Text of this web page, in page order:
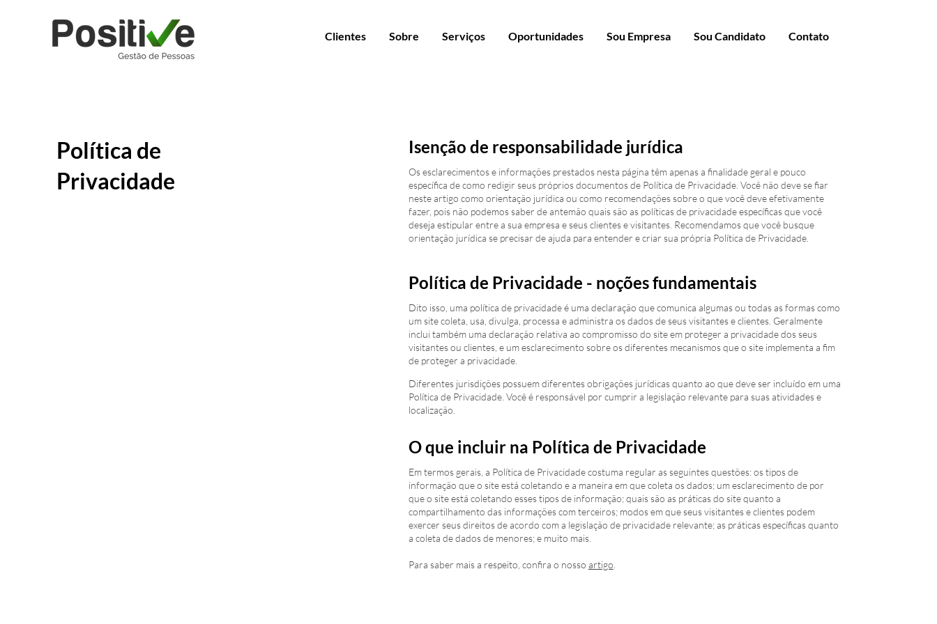
Clientes Sobre Serviços Oportunidades Sou Empresa Sou Candidato Contato
Política de
Privacidade
Isenção de responsabilidade jurídica
Os esclarecimentos e informações prestados nesta página têm apenas a finalidade geral e pouco
específica de como redigir seus próprios documentos de Política de Privacidade. Você não deve se fiar
neste artigo como orientação jurídica ou como recomendações sobre o que você deve efetivamente
fazer, pois não podemos saber de antemão quais são as políticas de privacidade específicas que você
deseja estipular entre a sua empresa e seus clientes e visitantes. Recomendamos que você busque
orientação jurídica se precisar de ajuda para entender e criar sua própria Política de Privacidade.
Política de Privacidade - noções fundamentais
Dito isso, uma política de privacidade é uma declaração que comunica algumas ou todas as formas como
um site coleta, usa, divulga, processa e administra os dados de seus visitantes e clientes. Geralmente
inclui também uma declaração relativa ao compromisso do site em proteger a privacidade dos seus
visitantes ou clientes, e um esclarecimento sobre os diferentes mecanismos que o site implementa a fim
de proteger a privacidade.
Diferentes jurisdições possuem diferentes obrigações jurídicas quanto ao que deve ser incluído em uma
Política de Privacidade. Você é responsável por cumprir a legislação relevante para suas atividades e
localização.
O que incluir na Política de Privacidade
Em termos gerais, a Política de Privacidade costuma regular as seguintes questões: os tipos de
informação que o site está coletando e a maneira em que coleta os dados; um esclarecimento de por
que o site está coletando esses tipos de informação; quais são as práticas do site quanto a
compartilhamento das informações com terceiros; modos em que seus visitantes e clientes podem
exercer seus direitos de acordo com a legislação de privacidade relevante; as práticas específicas quanto
a coleta de dados de menores; e muito mais.
Para saber mais a respeito, confira o nosso artigo